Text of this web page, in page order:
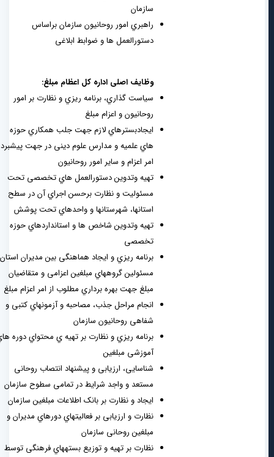
سازمان
راهبري امور روحانیون سازمان براساس
دستورالعمل ها و ضوابط ابلاغی
وظایف اصلی اداره کل اعظام مبلغ:
سیاست گذاري، برنامه ریزي و نظارت بر امور
روحانیون و اعزام مبلغ
ایجادبسترهاي لازم جهت جلب همکاري حوزه
هاي علمیه و مدارس علوم دینی در جهت پیشبرد
امر اعزام و سایر امور روحانیون
تهیه وتدوین دستورالعمل هاي تخصصی تحت
مسئولیت و نظارت برحسن اجراي آن در سطح
استانها، شهرستانها و واحدهاي تحت پوشش
تهیه وتدوین شاخص ها و استانداردهاي حوزه
تخصصی
برنامه ریزي و ایجاد هماهنگی بین مدیران استان،
مسئولین گروههاي مبلغین اعزامی و متقاضیان
مبلغ جهت بهره برداري مطلوب از امر اعزام مبلغ
انجام مراحل جذب، مصاحبه و آزمونهاي کتبی و
شفاهی روحانیون سازمان
برنامه ریزي و نظارت بر تهیه ي محتواي دوره هاي
آموزشی مبلغین
شناسایی، ارزیابی و پیشنهاد انتصاب روحانی
مستعد و واجد شرایط در تمامی سطوح سازمان
ایجاد و نظارت بر بانک اطلاعات مبلغین سازمان
نظارت و ارزیابی بر فعالیتهاي دورهاي مدیران و
مبلغین روحانی سازمان
نظارت بر تهیه و توزیع بستههاي فرهنگی توسط